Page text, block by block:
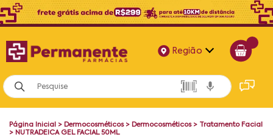
Região
Alagoas
Bahia
Página Inicial > Dermocosméticos> Dermocosméticos> Tratamento Facial
> NUTRADEICA GEL FACIAL 50ML